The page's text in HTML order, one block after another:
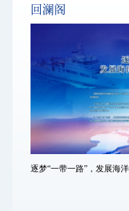
回澜阁
逐梦“一带一路”，发展海